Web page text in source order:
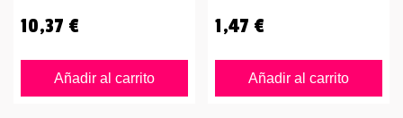
10,37 €
Añadir al carrito
1,47 €
Añadir al carrito